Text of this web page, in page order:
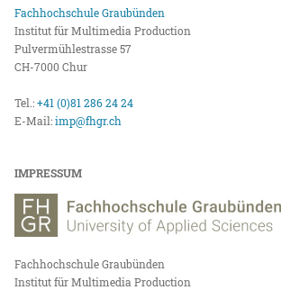
Fachhochschule Graubünden
Institut für Multimedia Production
Pulvermühlestrasse 57
CH-7000 Chur
Tel.:+41 (0)81 286 24 24
E-Mail:imp@fhgr.ch
IMPRESSUM
Fachhochschule Graubünden
Institut für Multimedia Production